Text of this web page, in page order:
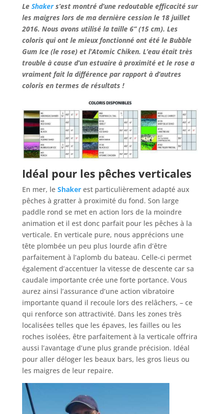
Le Shakers’est montré d’une redoutable efficacité sur
les maigres lors de ma dernière cession le 18 juillet
2016. Nous avons utilisé la taille 6’’ (15 cm). Les
coloris qui ont le mieux fonctionné ont été le Bubble
Gum Ice (le rose) et l’Atomic Chiken. L’eau était très
trouble à cause d’un estuaire à proximité et le rose a
vraiment fait la différence par rapport à d’autres
coloris en termes de résultats !
Idéal pour les pêches verticales
En mer, le Shakerest particulièrement adapté aux
pêches à gratter à proximité du fond. Son large
paddle rond se met en action lors de la moindre
animation et il est donc parfait pour les pêches à la
verticale. En verticale pure, nous apprécions une
tête plombée un peu plus lourde afin d’être
parfaitement à l’aplomb du bateau. Celle-ci permet
également d’accentuer la vitesse de descente car sa
caudale importante crée une forte portance. Vous
aurez ainsi l’assurance d’une action vibratoire
importante quand il recoule lors des relâchers, – ce
qui renforce son attractivité. Dans les zones très
localisées telles que les épaves, les failles ou les
roches isolées, être parfaitement à la verticale offrira
aussi l’avantage d’une plus grande précision. Idéal
pour aller déloger les beaux bars, les gros lieus ou
les maigres de leur repaire.